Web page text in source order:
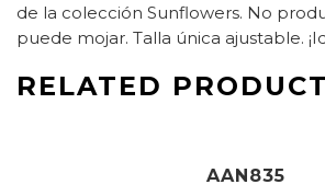
de la colección Sunflowers. No
puede mojar. Talla única ajustable.
RELATED
AAN835